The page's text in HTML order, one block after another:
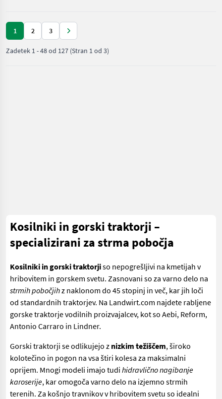
1 2 3
Zadetek 1-48od 127 (Stran 1 od 3)
Kosilniki in gorski traktorji –
specializirani za strma pobočja
Kosilniki in gorski traktorjiso nepogrešljivi na kmetijah v
hribovitem in gorskem svetu. Zasnovani so za varno delo na
strmih pobočjihz naklonom do 45 stopinj in več, kar jih loči
od standardnih traktorjev. Na Landwirt.com najdete rabljene
gorske traktorje vodilnih proizvajalcev, kot so Aebi, Reform,
Antonio Carraro in Lindner.
Gorski traktorji se odlikujejo z nizkim težiščem, široko
kolotečino in pogon na vsa štiri kolesa za maksimalni
oprijem. Mnogi modeli imajo tudi hidravlično nagibanje
karoserije, kar omogoča varno delo na izjemno strmih
terenih. Za košnjo travnikov v hribovitem svetu so idealni